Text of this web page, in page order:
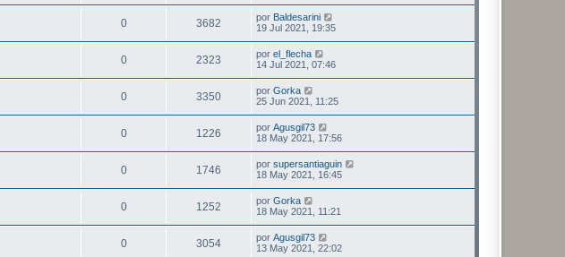
0 3682 por Baldesarini
19 Jul 2021, 19:35
0 2323 por el_flecha
14 Jul 2021, 07:46
0 3350 por Gorka
25 Jun 2021, 11:25
0 1226 por Agusgil73
18 May 2021, 17:56
0 1746 por supersantiaguin
18 May 2021, 16:45
0 1252 por Gorka
18 May 2021, 11:21
0 3054 por Agusgil73
13 May 2021, 22:02